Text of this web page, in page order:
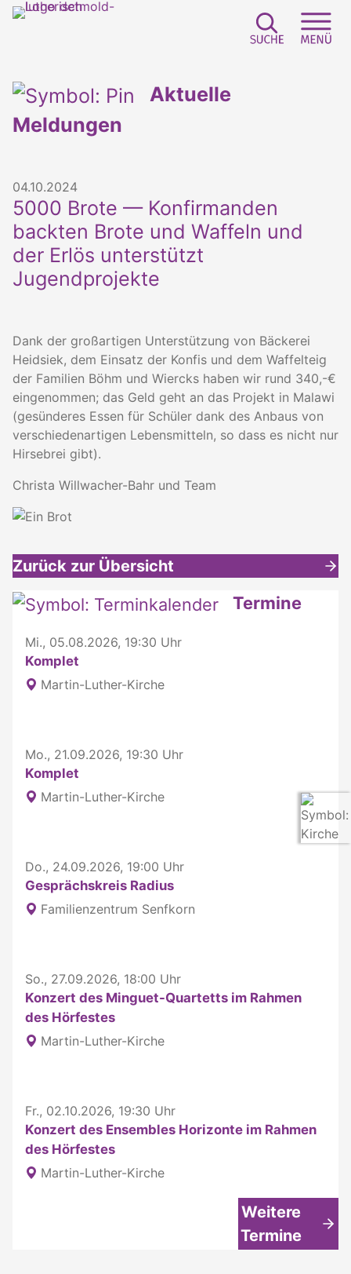
Aktuelle
Meldungen
04.10.2024
5000 Brote — Konfirmanden
backten Brote und Waffeln und
der Erlös unterstützt
Jugendprojekte
Dank der großartigen Unterstützung von Bäckerei
Heidsiek, dem Einsatz der Konfis und dem Waffelteig
der Familien Böhm und Wiercks haben wir rund 340,-€
eingenommen; das Geld geht an das Projekt in Malawi
(gesünderes Essen für Schüler dank des Anbaus von
verschiedenartigen Lebensmitteln, so dass es nicht nur
Hirsebrei gibt).
Christa Willwacher-Bahr und Team
Zurück zur Übersicht
Weitere interessante Inhalte Termine
Mi., 05.08.2026, 19:30 Uhr
Komplet
Martin-Luther-Kirche
Mo., 21.09.2026, 19:30 Uhr
Komplet
Martin-Luther-Kirche
Do., 24.09.2026, 19:00 Uhr
Gesprächskreis Radius
Familienzentrum Senfkorn
So., 27.09.2026, 18:00 Uhr
Konzert des Minguet-Quartetts im Rahmen
des Hörfestes
Martin-Luther-Kirche
Fr., 02.10.2026, 19:30 Uhr
Konzert des Ensembles Horizonte im Rahmen
des Hörfestes
Martin-Luther-Kirche
Weitere
Termine